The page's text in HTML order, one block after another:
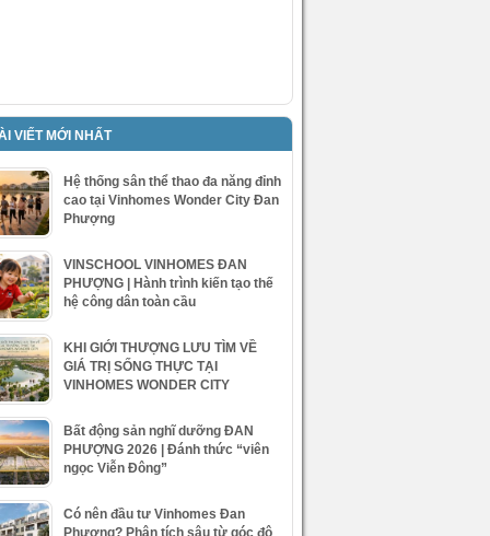
VIẾT MỚI NHẤT
Hệ thống sân thể thao đa năng đỉnh
cao tại Vinhomes Wonder City Đan
Phượng
VINSCHOOL VINHOMES ĐAN
PHƯỢNG | Hành trình kiến tạo thế
hệ công dân toàn cầu
KHI GIỚI THƯỢNG LƯU TÌM VỀ
GIÁ TRỊ SỐNG THỰC TẠI
VINHOMES WONDER CITY
Bất động sản nghĩ dưỡng ĐAN
PHƯỢNG 2026 | Đánh thức “viên
ngọc Viễn Đông”
Có nên đầu tư Vinhomes Đan
Phượng? Phân tích sâu từ góc độ